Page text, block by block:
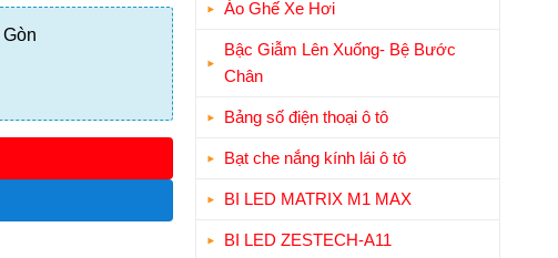
Áo Ghế Xe Hơi
Bậc Giẫm Lên Xuống- Bệ Bước
Chân
Bảng số điện thoại ô tô
Bạt che nắng kính lái ô tô
BI LED MATRIX M1 MAX
BI LED ZESTECH-A11